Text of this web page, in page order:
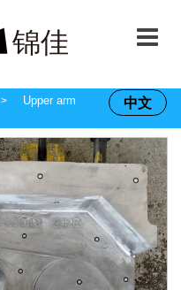
中文
>
Upper arm